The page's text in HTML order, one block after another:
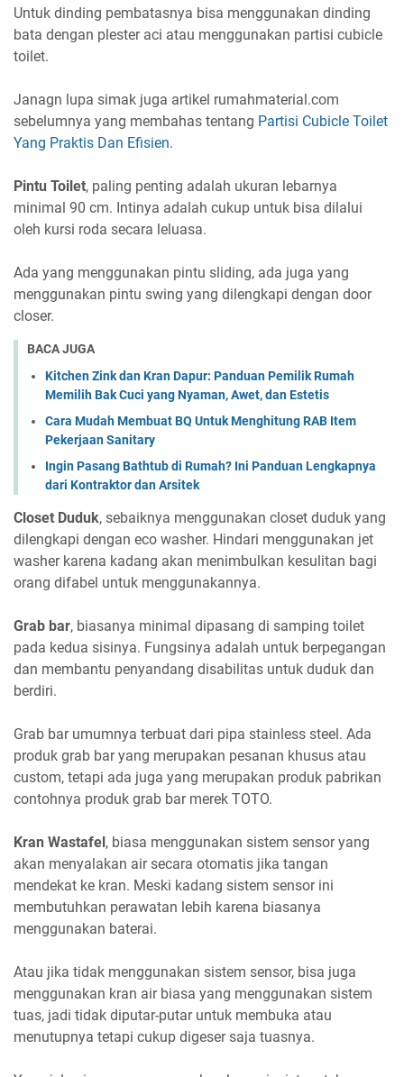
Untuk dinding pembatasnya bisa menggunakan dinding
bata dengan plester aci atau menggunakan partisi cubicle
toilet.
Janagn lupa simak juga artikel rumahmaterial.com
sebelumnya yang membahas tentang Partisi Cubicle Toilet
Yang Praktis Dan Efisien.
Pintu Toilet, paling penting adalah ukuran lebarnya
minimal 90 cm. Intinya adalah cukup untuk bisa dilalui
oleh kursi roda secara leluasa.
Ada yang menggunakan pintu sliding, ada juga yang
menggunakan pintu swing yang dilengkapi dengan door
closer.
BACA JUGA
Kitchen Zink dan Kran Dapur: Panduan Pemilik Rumah
Memilih Bak Cuci yang Nyaman, Awet, dan Estetis
Cara Mudah Membuat BQ Untuk Menghitung RAB Item
Pekerjaan Sanitary
Ingin Pasang Bathtub di Rumah? Ini Panduan Lengkapnya
dari Kontraktor dan Arsitek
Closet Duduk, sebaiknya menggunakan closet duduk yang
dilengkapi dengan eco washer. Hindari menggunakan jet
washer karena kadang akan menimbulkan kesulitan bagi
orang difabel untuk menggunakannya.
Grab bar, biasanya minimal dipasang di samping toilet
pada kedua sisinya. Fungsinya adalah untuk berpegangan
dan membantu penyandang disabilitas untuk duduk dan
berdiri.
Grab bar umumnya terbuat dari pipa stainless steel. Ada
produk grab bar yang merupakan pesanan khusus atau
custom, tetapi ada juga yang merupakan produk pabrikan
contohnya produk grab bar merek TOTO.
Kran Wastafel , biasa menggunakan sistem sensor yang
akan menyalakan air secara otomatis jika tangan
mendekat ke kran. Meski kadang sistem sensor ini
membutuhkan perawatan lebih karena biasanya
menggunakan baterai.
Atau jika tidak menggunakan sistem sensor, bisa juga
menggunakan kran air biasa yang menggunakan sistem
tuas, jadi tidak diputar-putar untuk membuka atau
menutupnya tetapi cukup digeser saja tuasnya.